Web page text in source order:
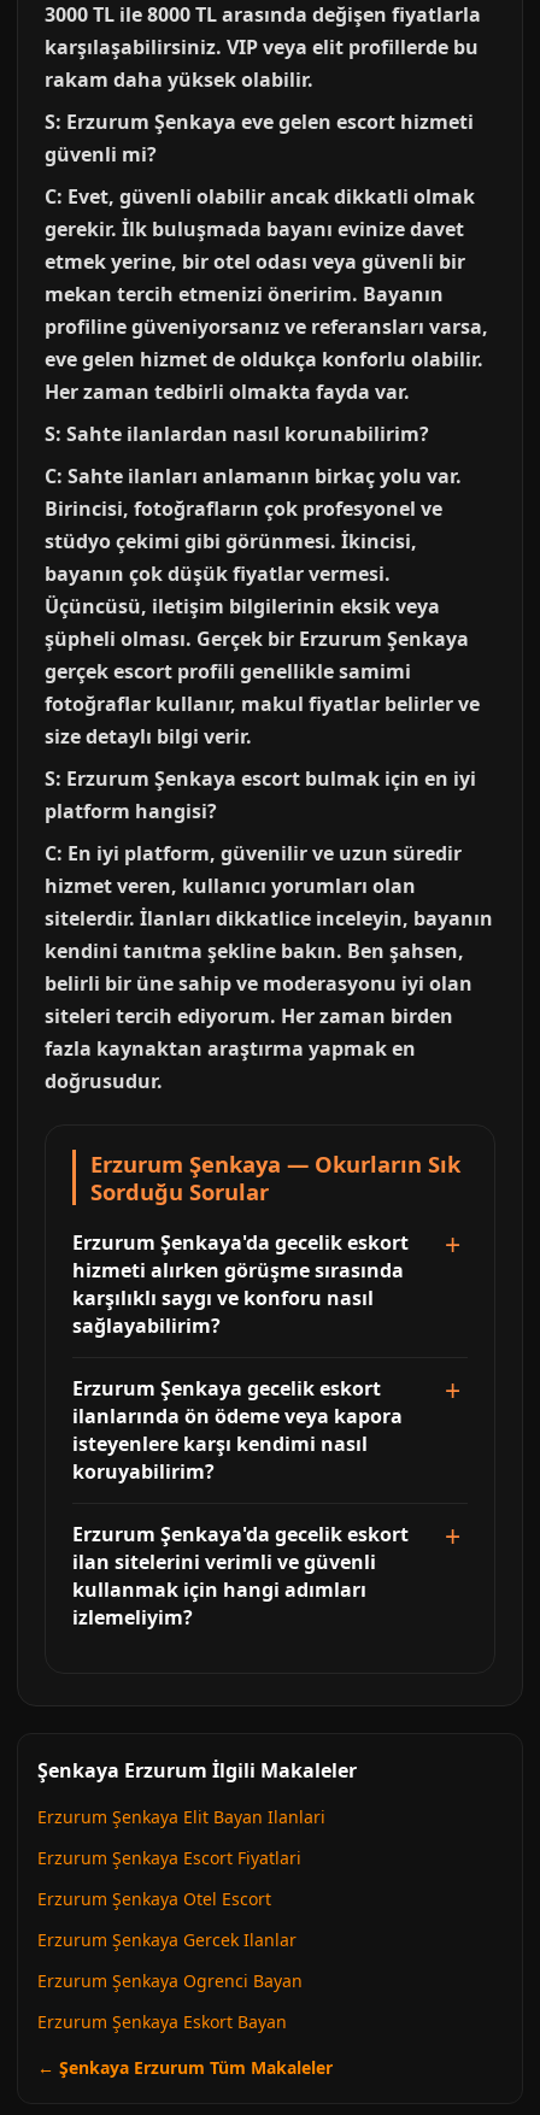
3000 TL ile 8000 TL arasında değişen fiyatlarla
karşılaşabilirsiniz. VIP veya elit profillerde bu
rakam daha yüksek olabilir.
S: Erzurum Şenkaya eve gelen escort hizmeti
güvenli mi?
C: Evet, güvenli olabilir ancak dikkatli olmak
gerekir. İlk buluşmada bayanı evinize davet
etmek yerine, bir otel odası veya güvenli bir
mekan tercih etmenizi öneririm. Bayanın
profiline güveniyorsanız ve referansları varsa,
eve gelen hizmet de oldukça konforlu olabilir.
Her zaman tedbirli olmakta fayda var.
S: Sahte ilanlardan nasıl korunabilirim?
C: Sahte ilanları anlamanın birkaç yolu var.
Birincisi, fotoğrafların çok profesyonel ve
stüdyo çekimi gibi görünmesi. İkincisi,
bayanın çok düşük fiyatlar vermesi.
Üçüncüsü, iletişim bilgilerinin eksik veya
şüpheli olması. Gerçek bir Erzurum Şenkaya
gerçek escort profili genellikle samimi
fotoğraflar kullanır, makul fiyatlar belirler ve
size detaylı bilgi verir.
S: Erzurum Şenkaya escort bulmak için en iyi
platform hangisi?
C: En iyi platform, güvenilir ve uzun süredir
hizmet veren, kullanıcı yorumları olan
sitelerdir. İlanları dikkatlice inceleyin, bayanın
kendini tanıtma şekline bakın. Ben şahsen,
belirli bir üne sahip ve moderasyonu iyi olan
siteleri tercih ediyorum. Her zaman birden
fazla kaynaktan araştırma yapmak en
doğrusudur.
Erzurum Şenkaya — Okurların Sık
Sorduğu Sorular
Erzurum Şenkaya'da gecelik eskort
hizmeti alırken görüşme sırasında
karşılıklı saygı ve konforu nasıl
sağlayabilirim?
Erzurum Şenkaya gecelik eskort
ilanlarında ön ödeme veya kapora
isteyenlere karşı kendimi nasıl
koruyabilirim?
Erzurum Şenkaya'da gecelik eskort
ilan sitelerini verimli ve güvenli
kullanmak için hangi adımları
izlemeliyim?
Şenkaya Erzurum İlgili Makaleler
Erzurum Şenkaya Elit Bayan Ilanlari
Erzurum Şenkaya Escort Fiyatlari
Erzurum Şenkaya Otel Escort
Erzurum Şenkaya Gercek Ilanlar
Erzurum Şenkaya Ogrenci Bayan
Erzurum Şenkaya Eskort Bayan
← Şenkaya Erzurum Tüm Makaleler